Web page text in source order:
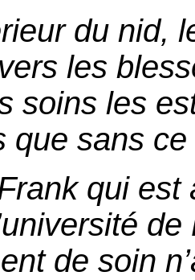
du nid,
les
soins les
que sans
qui est
de soin